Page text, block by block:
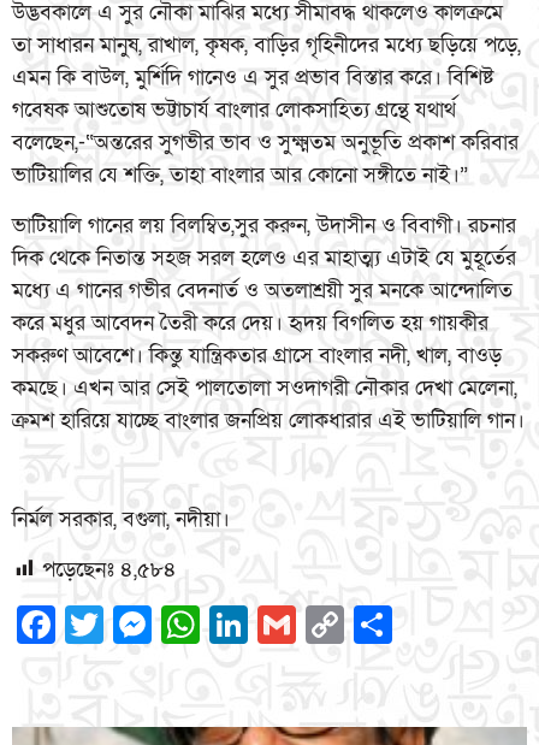
উদ্ভবকালে এ সুর নৌকা মাঝির মধ্যে সীমাবদ্ধ থাকলেও কালক্রমে
তা সাধারন মানুষ, রাখাল, কৃষক, বাড়ির গৃহিনীদের মধ্যে ছড়িয়ে পড়ে,
এমন কি বাউল, মুর্শিদি গানেও এ সুর প্রভাব বিস্তার করে। বিশিষ্ট
গবেষক আশুতোষ ভট্টাচার্য বাংলার লোকসাহিত্য গ্রন্থে যথার্থ
বলেছেন,-“অন্তরের সুগভীর ভাব ও সুক্ষ্মতম অনুভূতি প্রকাশ করিবার
ভাটিয়ালির যে শক্তি, তাহা বাংলার আর কোনো সঙ্গীতে নাই।”
ভাটিয়ালি গানের লয় বিলম্বিত,সুর করুন, উদাসীন ও বিবাগী। রচনার
দিক থেকে নিতান্ত সহজ সরল হলেও এর মাহাত্ম্য এটাই যে মুহূর্তের
মধ্যে এ গানের গভীর বেদনার্ত ও অতলাশ্রয়ী সুর মনকে আন্দোলিত
করে মধুর আবেদন তৈরী করে দেয়। হৃদয় বিগলিত হয় গায়কীর
সকরুণ আবেশে। কিন্তু যান্ত্রিকতার গ্রাসে বাংলার নদী, খাল, বাওড়
কমছে। এখন আর সেই পালতোলা সওদাগরী নৌকার দেখা মেলেনা,
ক্রমশ হারিয়ে যাচ্ছে বাংলার জনপ্রিয় লোকধারার এই ভাটিয়ালি গান।
নির্মল সরকার, বগুলা, নদীয়া।
পড়েছেনঃ ৪,৫৮৪
Facebook
Twitter
Messenger
WhatsApp
LinkedIn
Gmail
Copy